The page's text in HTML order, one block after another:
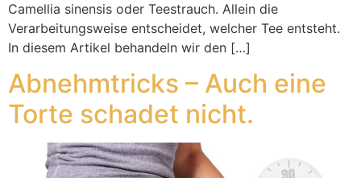
Camellia sinensis oder Teestrauch. Allein die
Verarbeitungsweise entscheidet, welcher Tee entsteht.
In diesem Artikel behandeln wir den […]
Abnehmtricks – Auch eine
Torte schadet nicht.